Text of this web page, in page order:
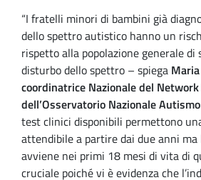
“I fratelli minori di bambini già
dello spettro autistico hanno un
rispetto alla popolazione generale di
disturbo dello spettro – spiega
coordinatrice Nazionale del Network
dell’Osservatorio Nazionale Autismo
test clinici disponibili permettono
attendibile a partire dai due anni
avviene nei primi 18 mesi di vita di
cruciale poiché vi è evidenza che